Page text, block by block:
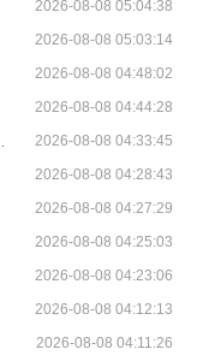
2026-08-08 05:04:38
2026-08-08 05:03:14
2026-08-08 04:48:02
2026-08-08 04:44:28
2026-08-08 04:33:45
2026-08-08 04:28:43
2026-08-08 04:27:29
2026-08-08 04:25:03
2026-08-08 04:23:06
2026-08-08 04:12:13
2026-08-08 04:11:26